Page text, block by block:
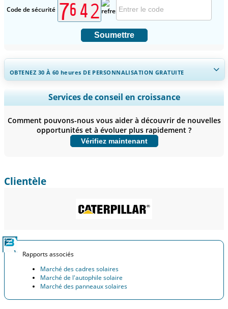
Code de sécurité
Soumettre
OBTENEZ 30 À 60heures DE PERSONNALISATION GRATUITE
Ampliar a cobertura regional e por país, Análise de segmentos,
Perfis de empresas, Benchmarking competitivo, e insights sobre o
Personnaliser maintenant
Services de conseil en croissance
Comment pouvons-nous vous aider à découvrir de nouvelles
opportunités et à évoluer plus rapidement ?
Vérifiez maintenant
Clientèle
Rapports associés
Marché des cadres solaires
Marché de l'autophile solaire
Marché des panneaux solaires